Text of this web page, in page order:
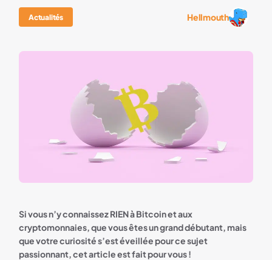
Actualités Hellmouth
Si vous n’y connaissez RIEN à Bitcoin et aux
cryptomonnaies, que vous êtes un grand débutant, mais
que votre curiosité s’est éveillée pour ce sujet
passionnant, cet article est fait pour vous !